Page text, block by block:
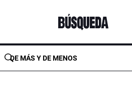
DE MÁS Y DE MENOS